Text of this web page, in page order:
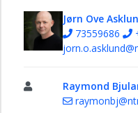
Engelsk
fremmedspråk
kroppsøving
Jørn Ove
73559686
Raymond